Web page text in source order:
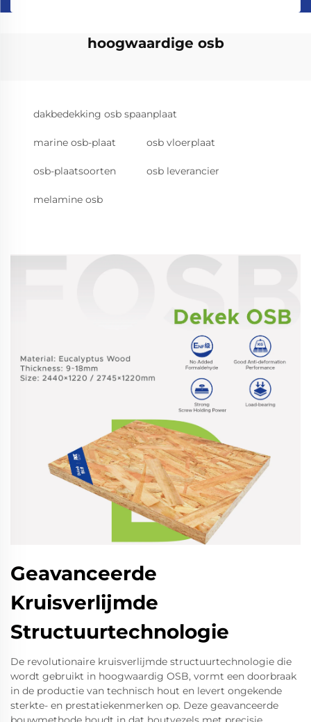
hoogwaardige osb
dakbedekking osb spaanplaat
marine osb-plaat osb vloerplaat
osb-plaatsoorten osb leverancier
melamine osb
Geavanceerde
Kruisverlijmde
Structuurtechnologie
De revolutionaire kruisverlijmde structuurtechnologie die
wordt gebruikt in hoogwaardig OSB, vormt een doorbraak
in de productie van technisch hout en levert ongekende
sterkte- en prestatiekenmerken op. Deze geavanceerde